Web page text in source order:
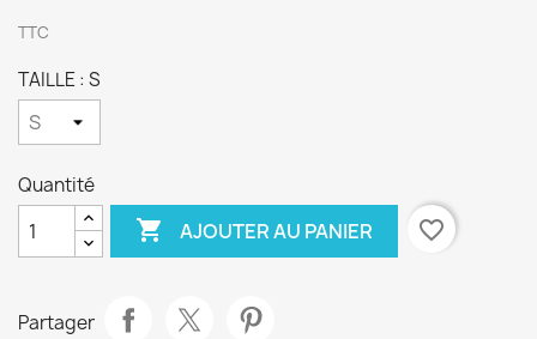
TTC
TAILLE : S
Quantité
 AJOUTER AU PANIER favorite_border
Partager